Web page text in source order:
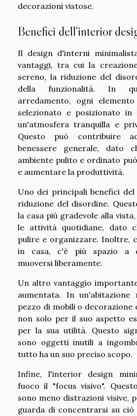
decorazioni vistose.
Benefici dell'interior
Il design d'interni
vantaggi, tra cui la
sereno, la riduzione del
della funzionalità. In
arredamento, ogni
selezionato e posizionato
un'atmosfera tranquilla e
Questo può contribuire
benessere generale, dato
ambiente pulito e ordinato
e aumentare la produttività.
Uno dei principali benefici
riduzione del disordine.
la casa più gradevole alla
le attività quotidiane, dato
pulire e organizzare. Inoltre,
in casa, c'è più spazio a
muoversi liberamente.
Un altro vantaggio
aumentata. In un'abitazione
pezzo di mobili o decorazione
non solo per il suo aspetto
per la sua utilità. Questo
sono oggetti inutili a
tutto ha un suo preciso scopo.
Infine, l'interior design
fuoco il "focus visivo".
sono meno distrazioni visive,
guarda di concentrarsi su ciò